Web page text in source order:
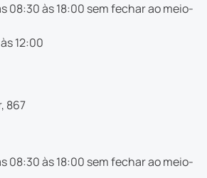
08:30 às 18:00 sem fechar ao meio-
12:00
867
08:30 às 18:00 sem fechar ao meio-